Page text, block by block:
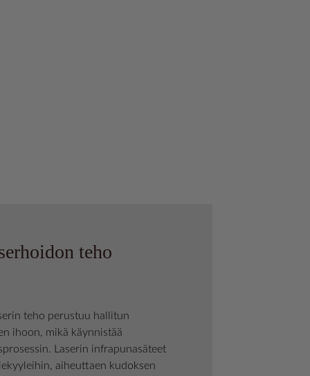
teho
teho perustuu hallitun
ihoon, mikä käynnistää
Laserin infrapunasäteet
aiheuttaen kudoksen